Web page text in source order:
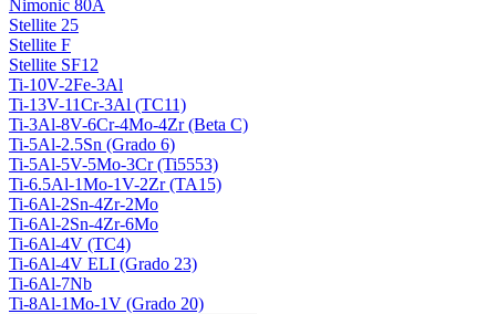
Nimonic 80A
Stellite 25
Stellite F
Stellite SF12
Ti-10V-2Fe-3Al
Ti-13V-11Cr-3Al (TC11)
Ti-3Al-8V-6Cr-4Mo-4Zr (Beta C)
Ti-5Al-2.5Sn (Grado 6)
Ti-5Al-5V-5Mo-3Cr (Ti5553)
Ti-6.5Al-1Mo-1V-2Zr (TA15)
Ti-6Al-2Sn-4Zr-2Mo
Ti-6Al-2Sn-4Zr-6Mo
Ti-6Al-4V (TC4)
Ti-6Al-4V ELI (Grado 23)
Ti-6Al-7Nb
Ti-8Al-1Mo-1V (Grado 20)